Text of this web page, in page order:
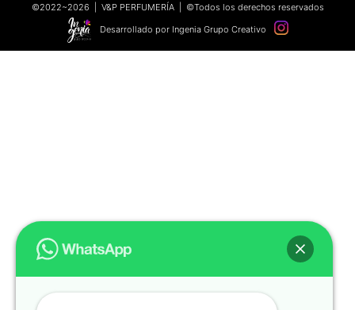
©2022~2026 | V&P PERFUMERÍA | ©Todos los derechos reservados
Desarrollado por Ingenia Grupo Creativo